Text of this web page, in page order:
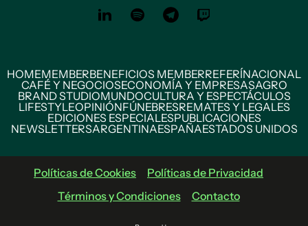
HOMEMEMBERBENEFICIOS MEMBERREFERÍNACIONAL
CAFÉ Y NEGOCIOSECONOMÍA Y EMPRESASAGRO
BRAND STUDIOMUNDOCULTURA Y ESPECTÁCULOS
LIFESTYLEOPINIÓNFÚNEBRESREMATES Y LEGALES
EDICIONES ESPECIALESPUBLICACIONES
NEWSLETTERSARGENTINAESPAÑAESTADOS UNIDOS
Políticas de Cookies
Políticas de Privacidad
Términos y Condiciones
Contacto